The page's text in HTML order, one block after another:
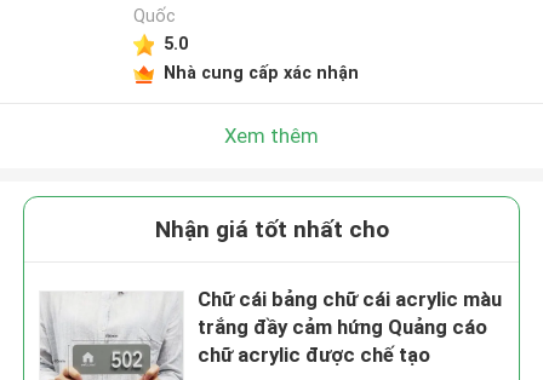
Quốc
5.0
Nhà cung cấp xác nhận
Xem thêm
Nhận giá tốt nhất cho
Chữ cái bảng chữ cái acrylic màu
trắng đầy cảm hứng Quảng cáo
chữ acrylic được chế tạo